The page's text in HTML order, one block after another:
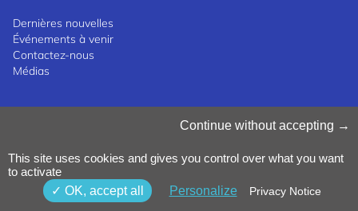
Dernières nouvelles
Événements à venir
Contactez-nous
Médias
Politique de confidentialité
Termes et conditions
Politique de dénonciation
©2025 Luxinnovation GIE
Continue without accepting
This site uses cookies and gives you control over what you want
to activate
OK, accept all
Personalize Privacy Notice